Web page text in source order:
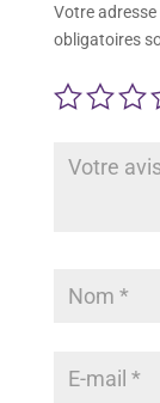
Votre adresse
obligatoires